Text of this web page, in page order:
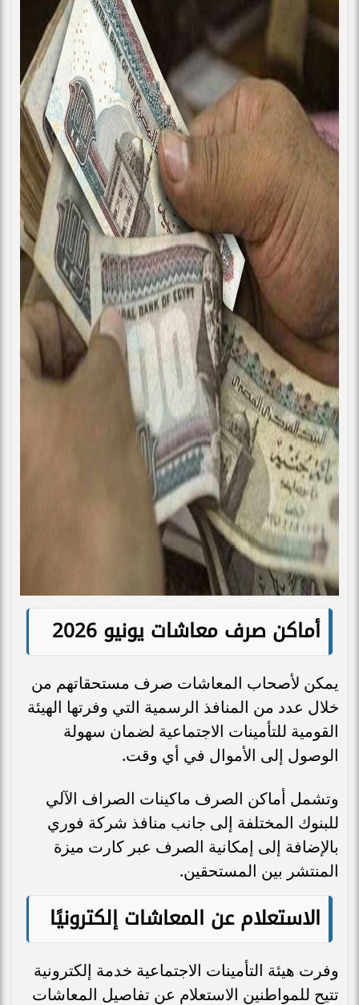
أماكن صرف معاشات يونيو 2026
يمكن لأصحاب المعاشات صرف مستحقاتهم من
خلال عدد من المنافذ الرسمية التي وفرتها الهيئة
القومية للتأمينات الاجتماعية لضمان سهولة
الوصول إلى الأموال في أي وقت.
وتشمل أماكن الصرف ماكينات الصراف الآلي
للبنوك المختلفة إلى جانب منافذ شركة فوري
بالإضافة إلى إمكانية الصرف عبر كارت ميزة
المنتشر بين المستحقين.
الاستعلام عن المعاشات إلكترونيًا
وفرت هيئة التأمينات الاجتماعية خدمة إلكترونية
تتيح للمواطنين الاستعلام عن تفاصيل المعاشات